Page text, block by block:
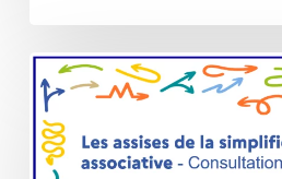
ASSISES
DE
LA
SIMPLIFICATION